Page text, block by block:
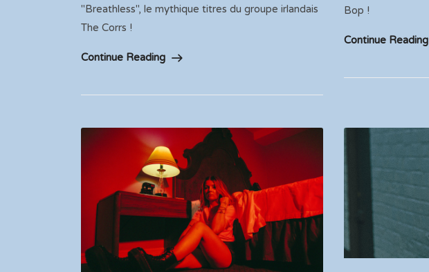
"Breathless", le mythique titres du groupe irlandais
The Corrs !
Continue Reading
Bop !
Continue Reading